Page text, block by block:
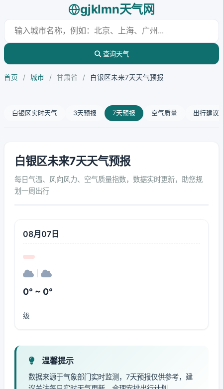
gjklmn天气网
查询天气
首页 / 城市 / 甘肃省 / 白银区未来7天天气预报
白银区实时天气 3天预报 7天预报 空气质量 出行建议
白银区未来7天天气预报
每日气温、风向风力、空气质量指数，数据实时更新，助您规
划一周出行
08月07日
0° ~ 0°
级
温馨提示
数据来源于气象部门实时监测，7天预报仅供参考，建